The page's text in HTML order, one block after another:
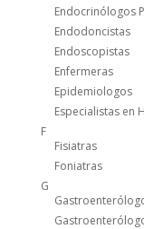
Endocrinólogos
Endodoncistas
Endoscopistas
Enfermeras
Epidemiologos
Especialistas en
F
Fisiatras
Foniatras
G